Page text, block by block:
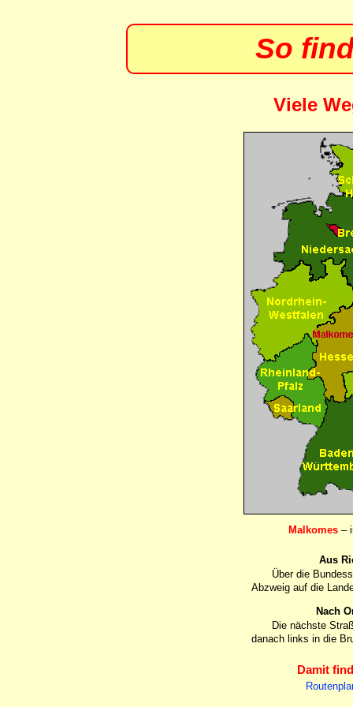
So
Viele
Malkomes –
Aus
Über die
Abzweig auf die
Nach
Die nächste
danach links in die
Damit